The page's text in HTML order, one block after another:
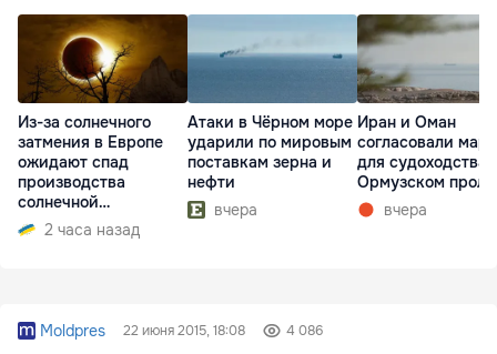
Из-за солнечного
затмения в Европе
ожидают спад
производства
солнечной
электроэнергии
2 часа назад
Атаки в Чёрном море
ударили по мировым
поставкам зерна и
нефти
вчера
Иран и Оман
согласовали
для судоходства
Ормузском
вчера
Moldpres 22 июня 2015, 18:08 4 086